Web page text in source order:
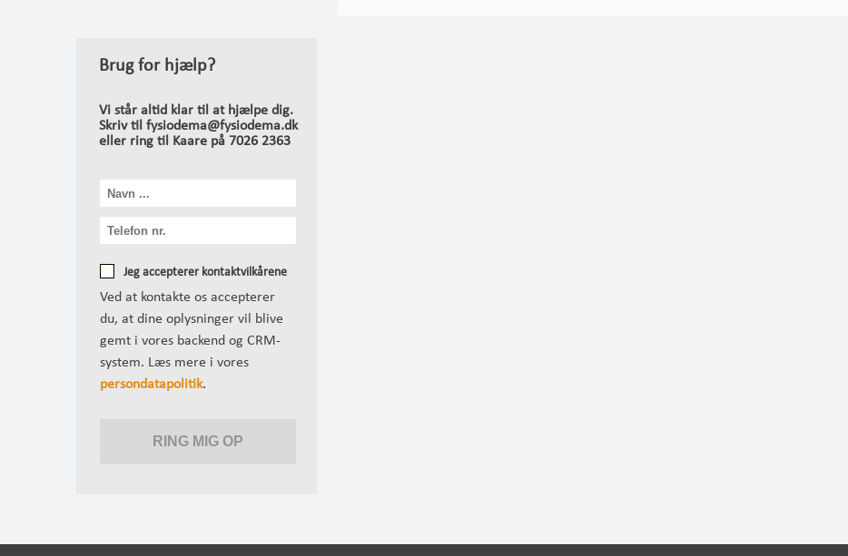
Brug for hjælp?
Vi står altid klar til at hjælpe dig.
Skriv til fysiodema@fysiodema.dk
eller ring til Kaare på 7026 2363
Jeg accepterer kontaktvilkårene
Ved at kontakte os accepterer
du, at dine oplysninger vil blive
gemt i vores backend og CRM-
system. Læs mere i vores
persondatapolitik.